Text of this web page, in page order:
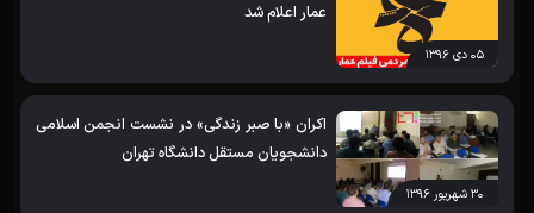
۰۵ دی ۱۳۹۶
عمار اعلام شد
۳۰ شهریور ۱۳۹۶
اکران «با صبر زندگی» در نشست انجمن اسلامی
دانشجویان مستقل دانشگاه تهران